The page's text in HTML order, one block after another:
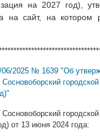
на 2027 год),
на сайт, на котором
06/2025 № 1639 "Об
городской
городской
от 13 июня 2024 года: